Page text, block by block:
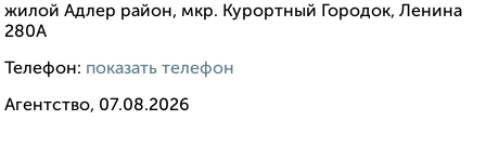
жилой Адлер район, мкр. Курортный Городок, Ленина
280А
Телефон: показать телефон
Агентство, 07.08.2026